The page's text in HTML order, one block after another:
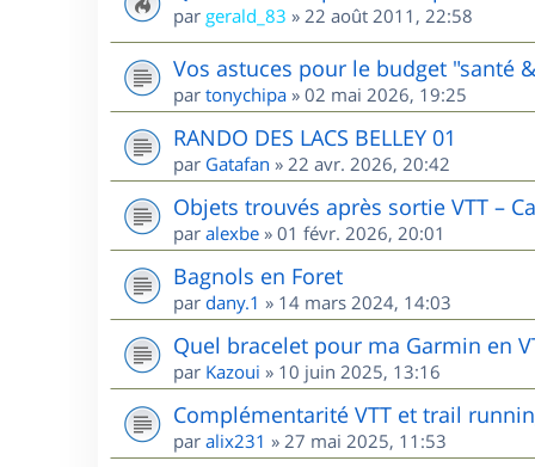
par gerald_83 » 22 août 2011, 22:58
Vos astuces pour le budget "santé
par tonychipa » 02 mai 2026, 19:25
RANDO DES LACS BELLEY 01
par Gatafan » 22 avr. 2026, 20:42
Objets trouvés après sortie VTT –
par alexbe » 01 févr. 2026, 20:01
Bagnols en Foret
par dany.1 » 14 mars 2024, 14:03
Quel bracelet pour ma Garmin en
par Kazoui » 10 juin 2025, 13:16
Complémentarité VTT et trail
par alix231 » 27 mai 2025, 11:53